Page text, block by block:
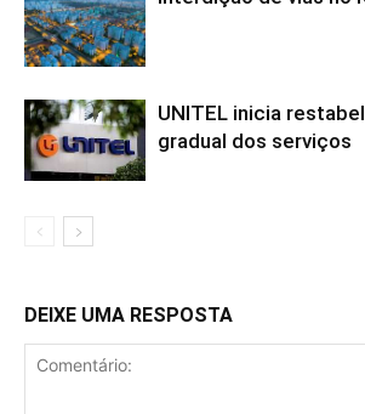
UNITEL inicia
gradual dos serviços
DEIXE UMA RESPOSTA